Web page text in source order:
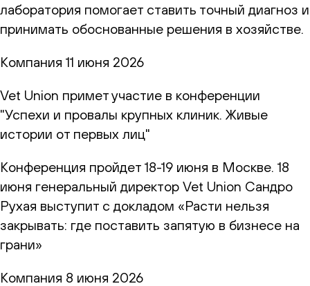
лаборатория помогает ставить точный диагноз и
принимать обоснованные решения в хозяйстве.
Компания 11 июня 2026
Vet Union примет участие в конференции
"Успехи и провалы крупных клиник. Живые
истории от первых лиц"
Конференция пройдет 18-19 июня в Москве. 18
июня генеральный директор Vet Union Сандро
Рухая выступит с докладом «Расти нельзя
закрывать: где поставить запятую в бизнесе на
грани»
Компания 8 июня 2026